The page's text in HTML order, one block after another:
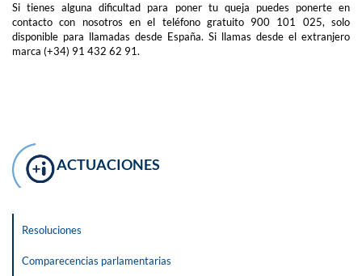
Si tienes alguna dificultad para poner tu queja puedes ponerte en
contacto con nosotros en el teléfono gratuito 900 101 025, solo
disponible para llamadas desde España. Si llamas desde el extranjero
marca (+34) 91 432 62 91.
ACTUACIONES
Resoluciones
Comparecencias parlamentarias